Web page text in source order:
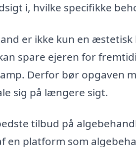
i, hvilke specifikke
er ikke kun en
spare ejeren for
Derfor bør opgaven
sig på længere sigt.
tilbud på
en platform som